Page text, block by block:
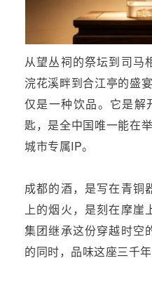
从望丛祠的祭坛到司马
浣花溪畔到合江亭的盛
仅是一种饮品。它是解
匙，是全中国唯一能在
城市专属IP。
成都的酒，是写在青铜
上的烟火，是刻在摩崖
集团继承这份穿越时空
的同时，品味这座三千年